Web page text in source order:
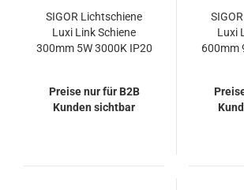
SIGOR Lichtschiene
Luxi Link Schiene
300mm 5W 3000K IP20
Preise nur für B2B
Kunden sichtbar
Luxi
600mm